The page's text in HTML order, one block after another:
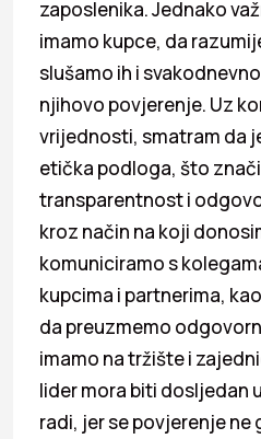
zaposlenika. Jednako
imamo kupce, da
slušamo ih i
njihovo povjerenje. Uz
vrijednosti, smatram da
etička podloga, što
transparentnost i
kroz način na koji
komuniciramo s
kupcima i partnerima,
da preuzmemo
imamo na tržište i
lider mora biti dosljedan
radi, jer se povjerenje ne